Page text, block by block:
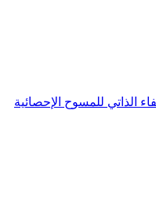
الذاتي للمسوح الإحصائية